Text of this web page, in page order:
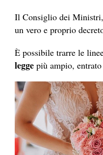
Il Consiglio dei Ministri,
un vero e proprio
È possibile trarre le
legge più ampio,